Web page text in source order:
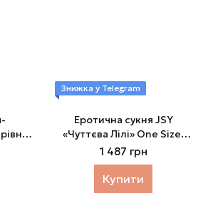
Знижка у Telegram
Еротична сукня JSY
«Чуттєва Лілі» One Size,
сукня, стрінги
1 487 грн
Купити